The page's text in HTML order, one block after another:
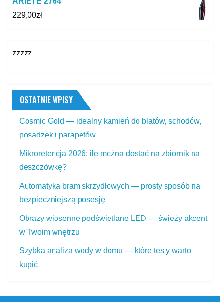
229,00zł
zzzzz
OSTATNIE WPISY
Cosmic Gold — idealny kamień do blatów, schodów,
posadzek i parapetów
Mikroretencja 2026: ile można dostać na zbiornik na
deszczówkę?
Automatyka bram skrzydłowych — prosty sposób na
bezpieczniejszą posesję
Obrazy wiosenne podświetlane LED — świeży akcent
w Twoim wnętrzu
Szybka analiza wody w domu — które testy warto
kupić